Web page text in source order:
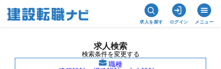
求人を探す ログイン メニュー
求人検索
検索条件を変更する
職種